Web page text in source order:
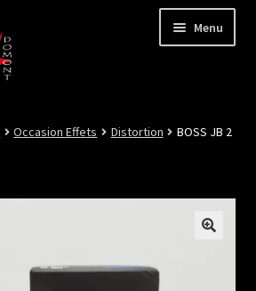
Menu
le
enfant
Occasion Effets Distortion
BOSS JB 2